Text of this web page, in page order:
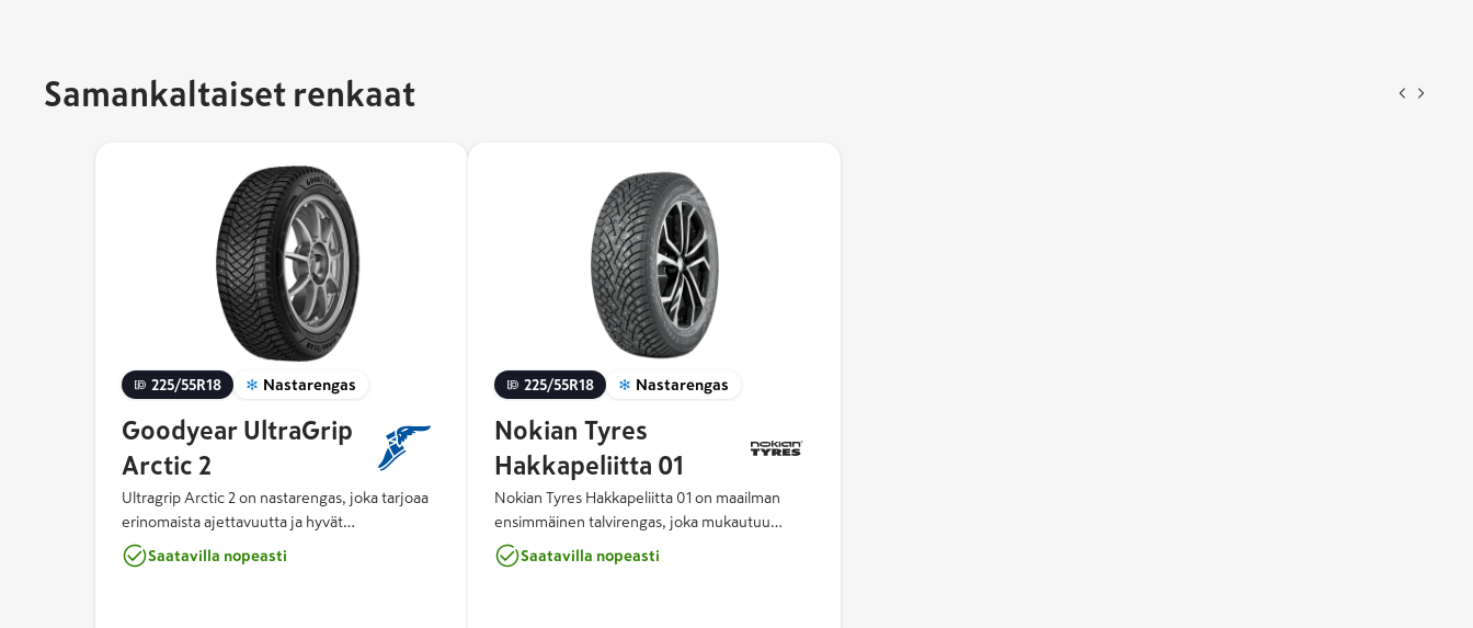
Samankaltaiset renkaat
225/55R18 Nastarengas
Goodyear UltraGrip
Arctic 2
Ultragrip Arctic 2 on nastarengas, joka tarjoaa
erinomaista ajettavuutta ja hyvät
jarrutusominaisuudet lumella ja jäällä. Sen
Arctic Eagle Claw -nastan muoto on terävä
Saatavilla nopeasti
225/55R18 Nastarengas
Nokian Tyres
Hakkapeliitta 01
Nokian Tyres Hakkapeliitta 01 on maailman
ensimmäinen talvirengas, joka mukautuu
automaattisesti sääolosuhteisiin lämpötilaan
reagoivan nastateknologian avulla. Renkaan
Saatavilla nopeasti